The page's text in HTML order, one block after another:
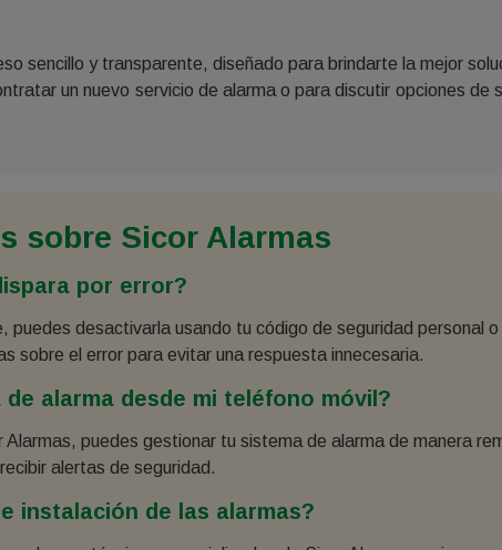
sencillo y transparente, diseñado para brindarte la mejor
un nuevo servicio de alarma o para discutir opciones
sobre Sicor Alarmas
por error?
puedes desactivarla usando tu código de seguridad personal
sobre el error para evitar una respuesta innecesaria.
alarma desde mi teléfono móvil?
puedes gestionar tu sistema de alarma de manera
alertas de seguridad.
instalación de las alarmas?